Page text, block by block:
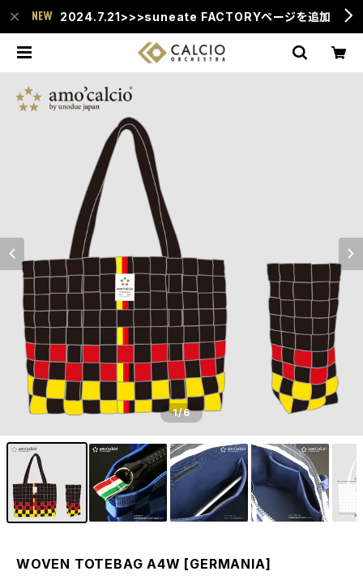
2024.7.21>>>suneate FACTORYページを追加
1/6
WOVEN TOTEBAG A4W [GERMANIA]